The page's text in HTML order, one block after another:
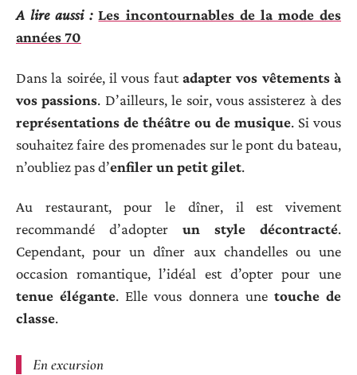
A lire aussi : Les incontournables de la mode des
années 70
Dans la soirée, il vous fautadapter vos vêtements à
vos passions. D’ailleurs, le soir, vous assisterez à des
représentations de théâtre ou de musique. Si vous
souhaitez faire des promenades sur le pont du bateau,
n’oubliez pas d’enfiler un petit gilet.
Au restaurant, pour le dîner, il est vivement
recommandé d’adopter un style décontracté.
Cependant, pour un dîner aux chandelles ou une
occasion romantique, l’idéal est d’opter pour une
tenue élégante. Elle vous donnera une touche de
classe.
En excursion